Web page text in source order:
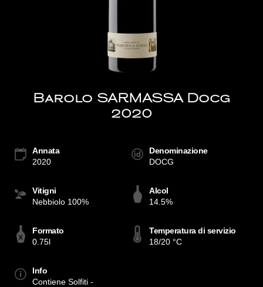
Barolo SARMASSA Docg
2020
Annata
2020
Denominazione
DOCG
Vitigni
Nebbiolo 100%
Alcol
14.5%
Formato
0.75l
Temperatura di servizio
18/20 °C
Info
Contiene Solfiti -